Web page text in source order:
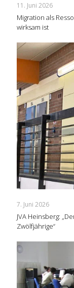
11. Juni 2026
Migration als
wirksam ist
7. Juni 2026
JVA Heinsberg:
Zwölfjährige“